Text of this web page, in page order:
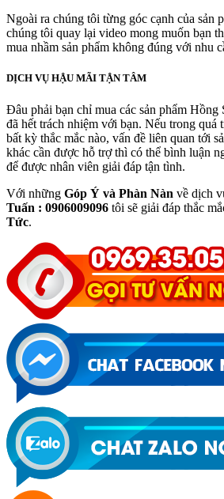
Ngoài ra chúng tôi từng góc cạnh của sản
chúng tôi quay lại video mong muốn bạn
mua nhầm sản phẩm không đúng với nhu
DỊCH VỤ HẬU MÃI TẬN TÂM
Đâu phải bạn chỉ mua các sản phẩm Hồng
đã hết trách nhiệm với bạn. Nếu trong quá
bất kỳ thắc mắc nào, vấn đề liên quan tới
khác cần được hỗ trợ thì có thể bình luận
để được nhân viên giải đáp tận tình.
Với những Góp Ý và Phàn Nàn về dịch
Tuấn : 0906009096 tôi sẽ giải đáp thắc
Tức.